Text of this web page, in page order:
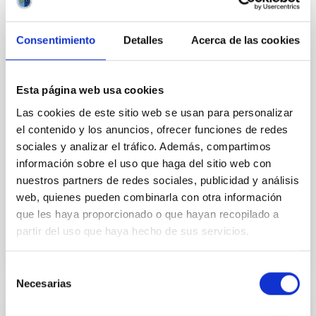
Consentimiento Detalles Acerca de las cookies
Esta página web usa cookies
Las cookies de este sitio web se usan para personalizar
el contenido y los anuncios, ofrecer funciones de redes
sociales y analizar el tráfico. Además, compartimos
información sobre el uso que haga del sitio web con
nuestros partners de redes sociales, publicidad y análisis
web, quienes pueden combinarla con otra información
que les haya proporcionado o que hayan recopilado a
partir del uso que haya hecho de sus servicios.
Necesarias
Instituto de Astrofísica de Canarias (IAC) y la
Universidad de La Laguna (ULL) para acercar la
una nueva sesión el próximo jueves 21 de mayo a las
del Organismo Autónomo de Museos y Centros del
Cabildo de Tenerife. La jornada volverá a contar con
el formato habitual de dos charlas divulgativas de 30
minutos cada una, en las que el público podrá
descubrir, por un lado, cómo se estudia la
Advertised on